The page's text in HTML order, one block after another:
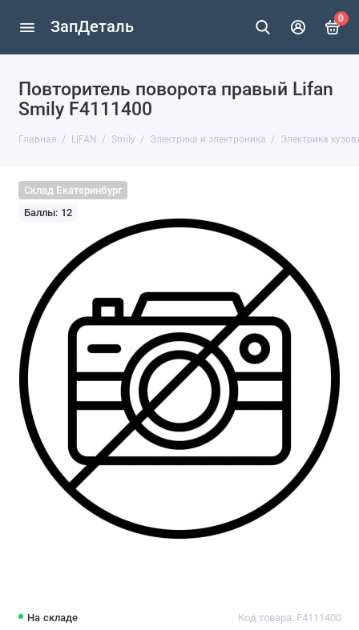
ЗапДеталь 0
Повторитель поворота правый Lifan
Smily F4111400
Главная LIFAN Smily Электрика и электроника Электрика
Склад Екатеринбург
Баллы: 12
На складе Код товара: F4111400